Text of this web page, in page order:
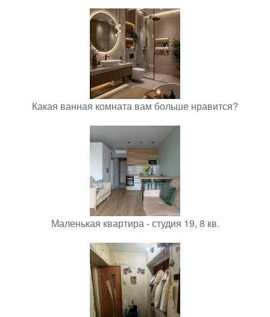
Какая ванная комната вам больше нравится?
Маленькая квартира - студия 19, 8 кв.